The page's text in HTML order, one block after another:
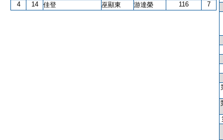
4
14 佳登 巫顯東 游達榮 116 7